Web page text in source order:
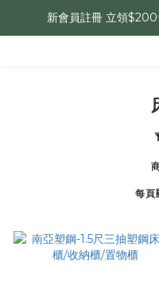
新會員註冊 立領
每頁